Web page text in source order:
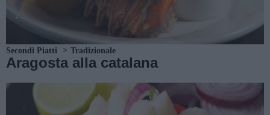
Secondi Piatti Tradizionale
Aragosta alla catalana